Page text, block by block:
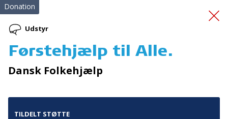
Ildfluer og
Donation
Udstyr
Førstehjælp til Alle.
Dansk Folkehjælp
TILDELT STØTTE